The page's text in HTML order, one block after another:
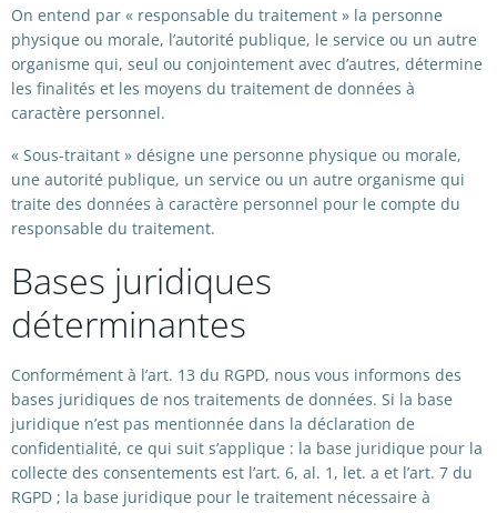
On entend par « responsable du traitement » la personne
physique ou morale, l’autorité publique, le service ou un autre
organisme qui, seul ou conjointement avec d’autres, détermine
les finalités et les moyens du traitement de données à
caractère personnel.
« Sous-traitant » désigne une personne physique ou morale,
une autorité publique, un service ou un autre organisme qui
traite des données à caractère personnel pour le compte du
responsable du traitement.
Bases juridiques
déterminantes
Conformément à l’art. 13 du RGPD, nous vous informons des
bases juridiques de nos traitements de données. Si la base
juridique n’est pas mentionnée dans la déclaration de
confidentialité, ce qui suit s’applique : la base juridique pour la
collecte des consentements est l’art. 6, al. 1, let. a et l’art. 7 du
RGPD ; la base juridique pour le traitement nécessaire à